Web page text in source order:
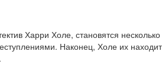
Харри Холе, становятся
Наконец, Холе их